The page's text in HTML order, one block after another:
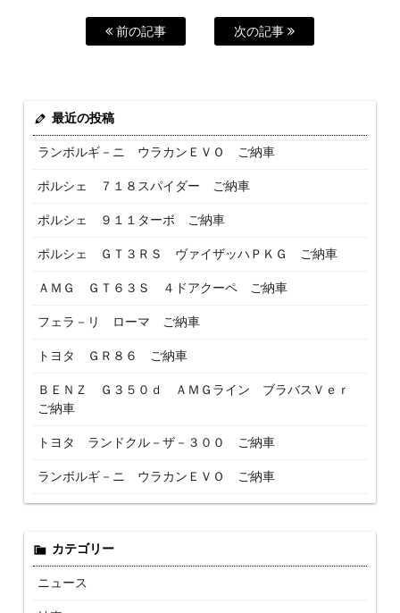
前の記事 次の記事
最近の投稿
ランボルギ－ニ ウラカンＥＶＯ ご納車
ポルシェ ７１８スパイダー ご納車
ポルシェ ９１１ターボ ご納車
ポルシェ ＧＴ３ＲＳ ヴァイザッハＰＫＧ ご納車
ＡＭＧ ＧＴ６３Ｓ ４ドアクーペ ご納車
フェラ－リ ローマ ご納車
トヨタ ＧＲ８６ ご納車
ＢＥＮＺ Ｇ３５０ｄ ＡＭＧライン ブラバスＶｅｒ
ご納車
トヨタ ランドクル－ザ－３００ ご納車
ランボルギ－ニ ウラカンＥＶＯ ご納車
カテゴリー
ニュース